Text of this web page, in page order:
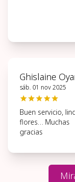
Ghislaine
sáb. 01 nov 2025
Buen servicio,
flores… Muchas
gracias